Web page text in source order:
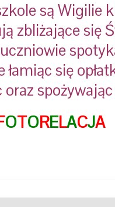
są Wigilie
zbliżające się
się
OTORELACJA